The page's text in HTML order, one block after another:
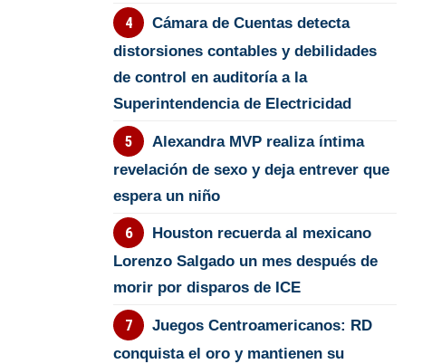
Cámara de Cuentas detecta
distorsiones contables y debilidades
de control en auditoría a la
Superintendencia de Electricidad
Alexandra MVP realiza íntima
revelación de sexo y deja entrever que
espera un niño
Houston recuerda al mexicano
Lorenzo Salgado un mes después de
morir por disparos de ICE
Juegos Centroamericanos: RD
conquista el oro y mantienen su